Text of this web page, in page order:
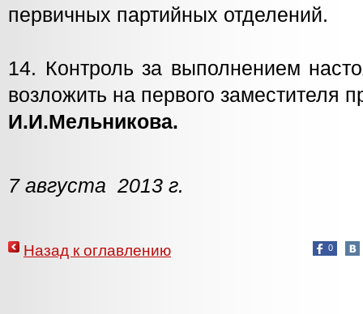
первичных партийных отделений.
14. Контроль за выполнением
возложить на первого заместителя
И.И.Мельникова.
7 августа 2013 г.
0
Назад к оглавлению